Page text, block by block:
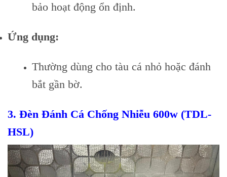
bảo hoạt động ổn định.
Ứng dụng:
Thường dùng cho tàu cá nhỏ hoặc đánh
bắt gần bờ.
3. Đèn Đánh Cá Chống Nhiễu 600w (TDL-
HSL)